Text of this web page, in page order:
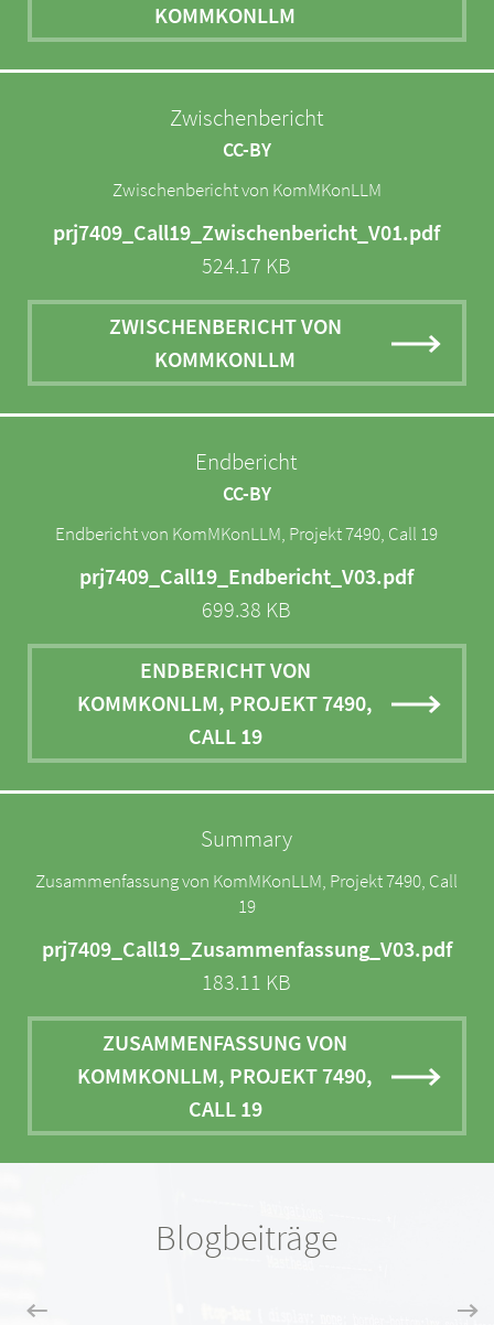
KOMMKONLLM
Zwischenbericht
CC-BY
Zwischenbericht von KomMKonLLM
prj7409_Call19_Zwischenbericht_V01.pdf
524.17 KB
ZWISCHENBERICHT VON
KOMMKONLLM
Endbericht
CC-BY
Endbericht von KomMKonLLM, Projekt 7490, Call 19
prj7409_Call19_Endbericht_V03.pdf
699.38 KB
ENDBERICHT VON
KOMMKONLLM, PROJEKT 7490,
CALL 19
Summary
Zusammenfassung von KomMKonLLM, Projekt 7490, Call
19
prj7409_Call19_Zusammenfassung_V03.pdf
183.11 KB
ZUSAMMENFASSUNG VON
KOMMKONLLM, PROJEKT 7490,
CALL 19
Blogbeiträge